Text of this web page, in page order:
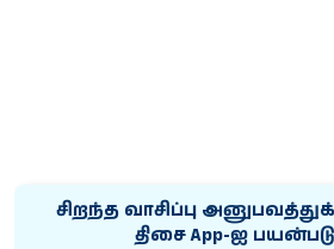
சிறந்த வாசிப்பு
திசை App-ஐ